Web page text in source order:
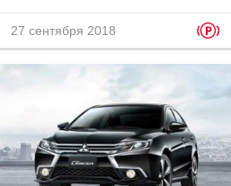
27 сентября 2018 p